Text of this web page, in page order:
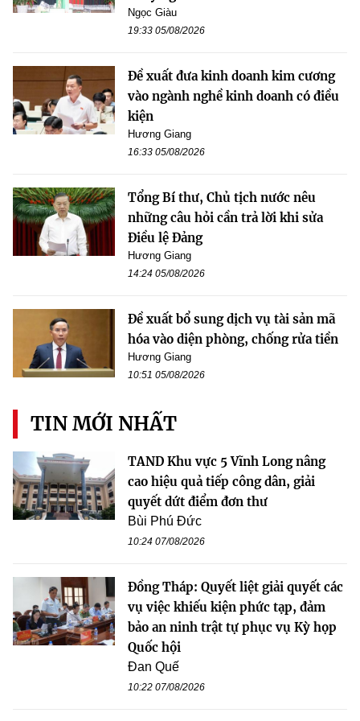
Ngọc Giàu
19:33 05/08/2026
Đề xuất đưa kinh doanh kim cương
vào ngành nghề kinh doanh có điều
kiện
Hương Giang
16:33 05/08/2026
Tổng Bí thư, Chủ tịch nước nêu
những câu hỏi cần trả lời khi sửa
Điều lệ Đảng
Hương Giang
14:24 05/08/2026
Đề xuất bổ sung dịch vụ tài sản mã
hóa vào diện phòng, chống rửa tiền
Hương Giang
10:51 05/08/2026
TIN MỚI NHẤT
TAND Khu vực 5 Vĩnh Long nâng
cao hiệu quả tiếp công dân, giải
quyết dứt điểm đơn thư
Bùi Phú Đức
10:24 07/08/2026
Đồng Tháp: Quyết liệt giải quyết các
vụ việc khiếu kiện phức tạp, đảm
bảo an ninh trật tự phục vụ Kỳ họp
Quốc hội
Đan Quế
10:22 07/08/2026